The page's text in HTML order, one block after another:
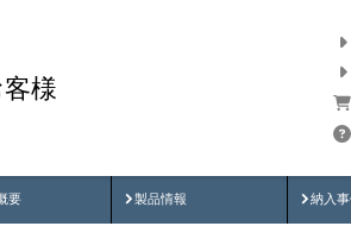
様
要 製品情報
製品動画 納入
納